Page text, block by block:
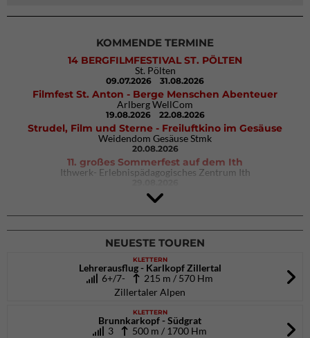
KOMMENDE TERMINE
14 BERGFILMFESTIVAL ST. PÖLTEN
St. Pölten
09.07.2026 31.08.2026
Filmfest St. Anton - Berge Menschen Abenteuer
Arlberg WellCom
19.08.2026 22.08.2026
Strudel, Film und Sterne - Freiluftkino im Gesäuse
Weidendom Gesäuse Stmk
20.08.2026
11. großes Sommerfest auf dem Ith
Ithwerk- Erlebnispädagogisches Zentrum Ith
4Blocs KIDS 2026
DAV Kletter- & Boulderzentrum München Süd (Thalkirchen)
26.09.2026
NEUESTE TOUREN
KLETTERN
Lehrerausflug - Karlkopf Zillertal
6+/7-
215 m / 570 Hm
Zillertaler Alpen
KLETTERN
Brunnkarkopf - Südgrat
3
500 m / 1700 Hm